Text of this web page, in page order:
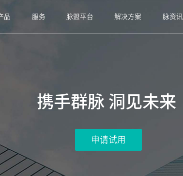
品 服务 脉盟平台 解决方案 脉资讯
携手群脉 洞见未来
申请试用